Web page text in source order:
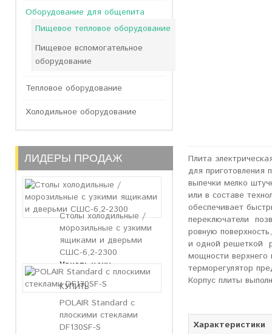
Оборудование для общепита
Пищевое тепловое оборудование
Пищевое вспомогательное
оборудование
Тепловое оборудование
Холодильное оборудование
ЛИДЕРЫ ПРОДАЖ
Столы холодильные /
морозильные с узкими
ящиками и дверьми
СШС-6,2-2300
Узнать цену
POLAIR Standard с
плоскими стеклами
DF130SF-S
Плита
для
выпечки мелко
или в составе
обеспечивает
переключатели
ровную
и одной решеткой
мощности
терморегулятор
Корпус плиты
Характеристики